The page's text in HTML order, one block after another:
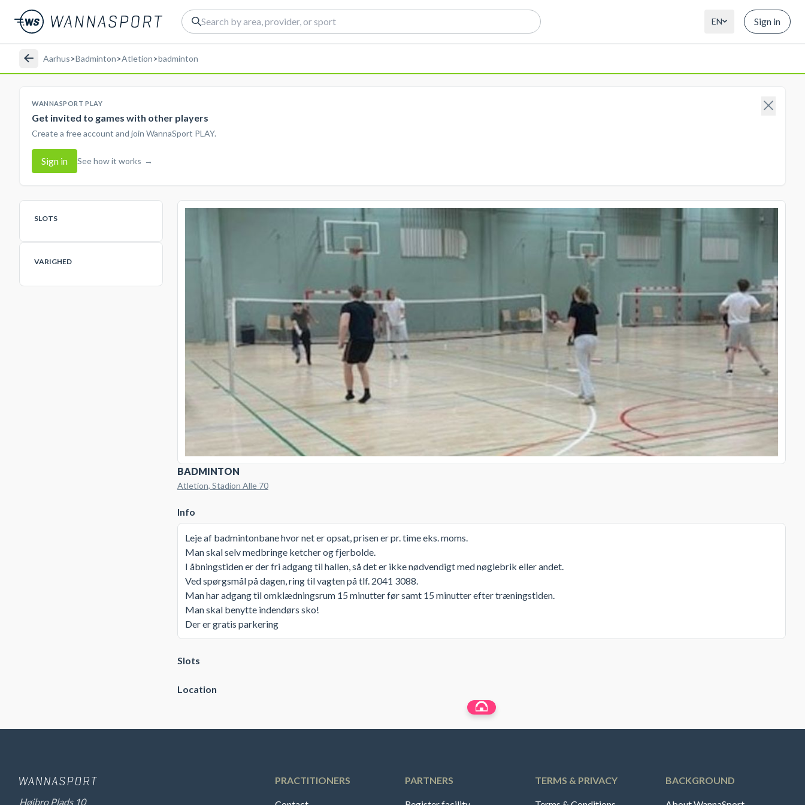
EN Sign in
Aarhus>Badminton>Atletion>badminton
WANNASPORT PLAY
Get invited to games with other players
Create a free account and join WannaSport PLAY.
Sign in See how it works →
SLOTS
VARIGHED
BADMINTON
Atletion, Stadion Alle 70
Info
Leje af badmintonbane hvor net er opsat, prisen er pr. time eks. moms.
Man skal selv medbringe ketcher og fjerbolde.
I åbningstiden er der fri adgang til hallen, så det er ikke nødvendigt med nøglebrik eller andet.
Ved spørgsmål på dagen, ring til vagten på tlf. 2041 3088.
Man har adgang til omklædningsrum 15 minutter før samt 15 minutter efter træningstiden.
Man skal benytte indendørs sko!
Der er gratis parkering
Slots
Location
Højbro Plads 10
PRACTITIONERS PARTNERS TERMS & PRIVACY BACKGROUND